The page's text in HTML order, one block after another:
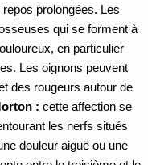
prolongées. Les
qui se forment à
en particulier
Les oignons peuvent
des rougeurs autour de
: cette affection se
les nerfs situés
douleur aiguë ou une